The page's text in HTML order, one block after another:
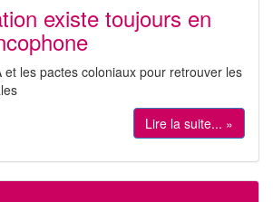
existe toujours en
et les pactes coloniaux pour retrouver les
Lire la suite... »